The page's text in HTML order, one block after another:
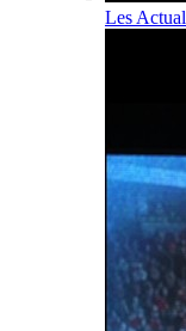
Les